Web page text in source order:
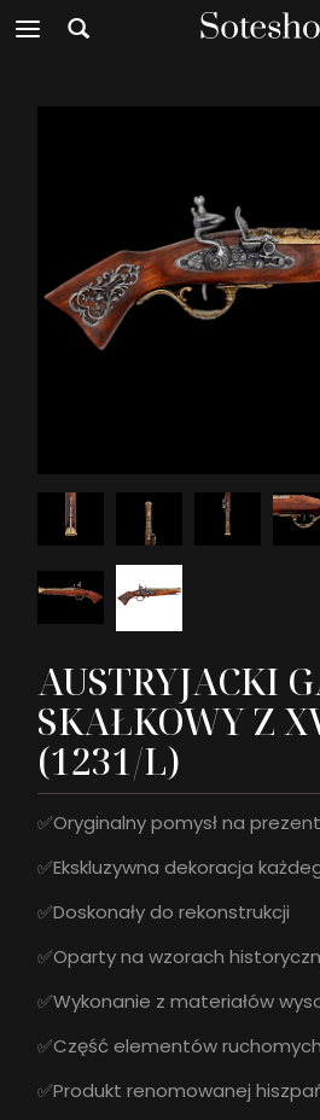
AUSTRYJACKI
SKAŁKOWY Z
(1231/L)
✅Oryginalny pomysł na prezent
✅Ekskluzywna dekoracja
✅Doskonały do rekonstrukcji
✅Oparty na wzorach
✅Wykonanie z materiałów
✅Część elementów
✅Produkt renomowanej